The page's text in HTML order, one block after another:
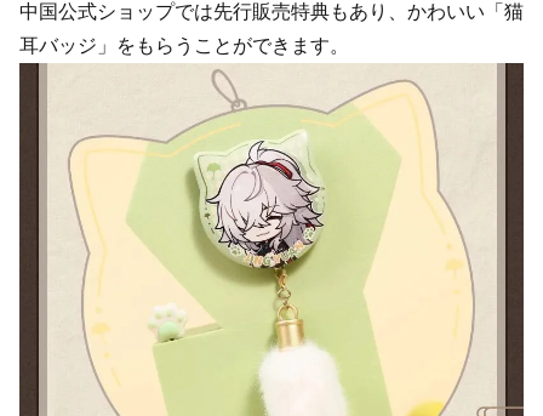
中国公式ショップでは先行販売特典もあり、かわいい「猫
耳バッジ」をもらうことができます。